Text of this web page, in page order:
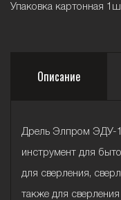
Упаковка картонная
Описание
Дрель Элпром ЭДУ-
инструмент для
для сверления,
также для